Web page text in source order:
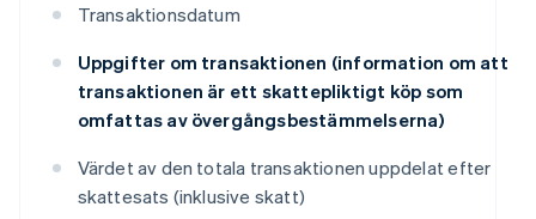
Transaktionsdatum
Uppgifter om transaktionen (information om att
transaktionen är ett skattepliktigt köp som
omfattas av övergångsbestämmelserna)
Värdet av den totala transaktionen uppdelat efter
skattesats (inklusive skatt)